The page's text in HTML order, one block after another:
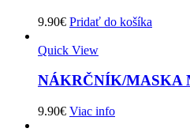
9.90€ Pridať do košíka
Quick View
NÁKRČNÍK/MASKA
9.90€ Viac info